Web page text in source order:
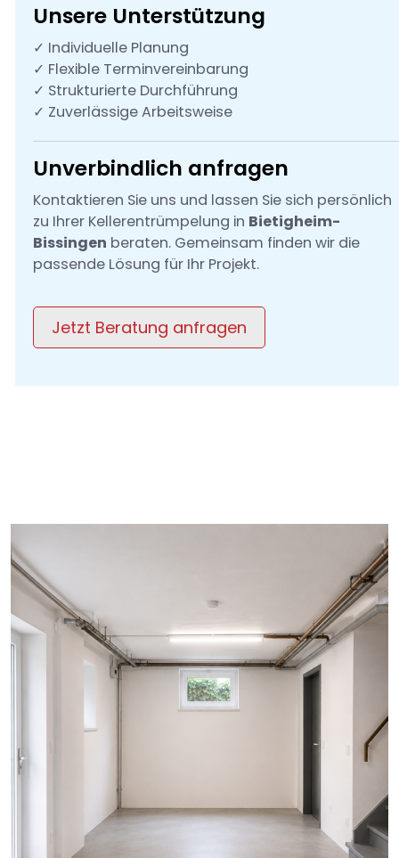
Unsere Unterstützung
✓ Individuelle Planung
✓ Flexible Terminvereinbarung
✓ Strukturierte Durchführung
✓ Zuverlässige Arbeitsweise
Unverbindlich anfragen
Kontaktieren Sie uns und lassen Sie sich persönlich
zu Ihrer Kellerentrümpelung in Bietigheim-
Bissingen beraten. Gemeinsam finden wir die
passende Lösung für Ihr Projekt.
Jetzt Beratung anfragen